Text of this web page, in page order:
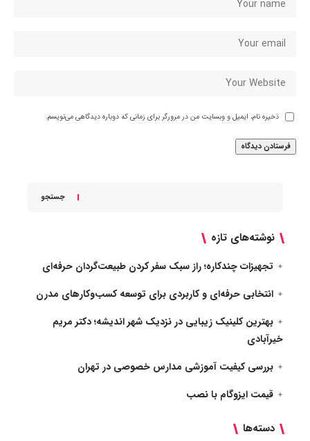
ذخیره نام، ایمیل و وبسایت من در مرورگر برای زمانی که دوباره دیدگاهی می‌نویسم.
جستجو
نوشته‌های تازه
تجهیزات چندکاره؛ راز سبک سفر کردن طبیعت‌گردان حرفه‌ای
انتخابی حرفه‌ای و کاربردی برای توسعه کسب‌وکارهای مدرن
بهترین کلینیک زیبایی در نزدیک شهر اندیشه؛ دکتر مریم
خیرآبادی
بررسی کیفیت آموزشی مدارس خصوصی در تهران
قیمت ایزوگام با نصب
دسته‌ها